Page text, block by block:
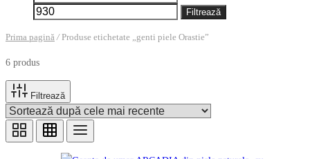
minim
maxim
Filtrează
Prima pagină /Produse etichetate „genti piele Orastie”
6 produs
Filtrează